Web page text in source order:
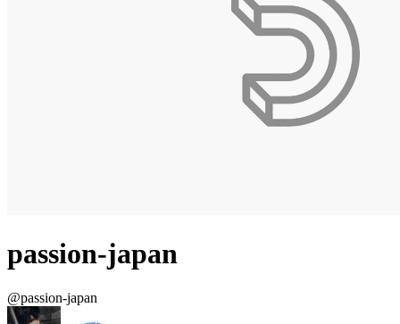
passion-japan
@passion-japan